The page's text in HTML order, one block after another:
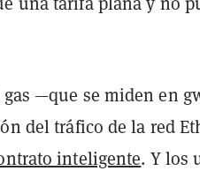
—que se miden en
del tráfico de la red
inteligente. Y los